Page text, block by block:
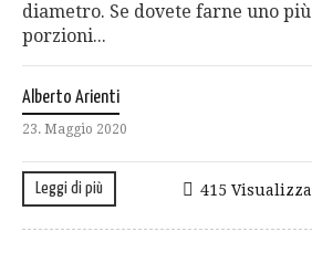
diametro. Se dovete farne uno
porzioni...
Alberto Arienti
23. Maggio 2020
Leggi di più 415